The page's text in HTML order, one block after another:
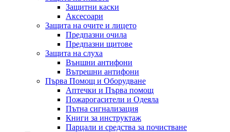
Защитни каски
Аксесоари
Защита на очите и лицето
Предпазни очила
Предпазни щитове
Защита на слуха
Външни антифони
Вътрешни антифони
Първа Помощ и Оборудване
Аптечки и Първа помощ
Пожарогасители и Одеяла
Пътна сигнализация
Книги за инструктаж
Парцали и средства за почистване